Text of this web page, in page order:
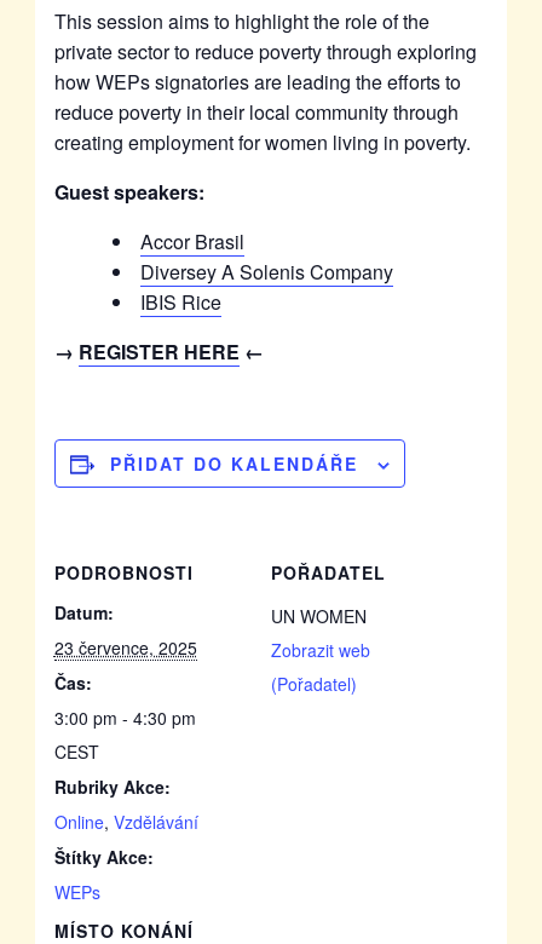
This session aims to highlight the role of the
private sector to reduce poverty through exploring
how WEPs signatories are leading the efforts to
reduce poverty in their local community through
creating employment for women living in poverty.
Guest speakers:
Accor Brasil
Diversey A Solenis Company
IBIS Rice
→ REGISTER HERE ←
PŘIDAT DO KALENDÁŘE
PODROBNOSTI
Datum:
23 července, 2025
Čas:
3:00 pm - 4:30 pm
CEST
Rubriky Akce:
Online, Vzdělávání
Štítky Akce:
WEPs
MÍSTO KONÁNÍ
POŘADATEL
UN WOMEN
Zobrazit web
(Pořadatel)